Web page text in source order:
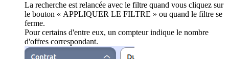
La recherche est relancée avec le filtre quand vous cliquez sur
le bouton « APPLIQUER LE FILTRE » ou quand le filtre se
ferme.
Pour certains d'entre eux, un compteur indique le nombre
d'offres correspondant.